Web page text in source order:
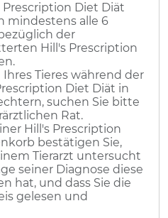
Prescription Diet Diät
mindestens alle 6
der
Hill's Prescription
Tieres während der
Diet Diät in
suchen Sie bitte
Rat.
Hill's Prescription
bestätigen Sie,
Tierarzt untersucht
seiner Diagnose diese
hat, und dass Sie die
gelesen und